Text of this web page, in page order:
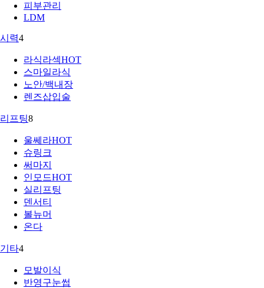
피부관리
LDM
시력4
라식라섹HOT
스마일라식
노안/백내장
렌즈삽입술
리프팅8
울쎄라HOT
슈링크
써마지
인모드HOT
실리프팅
덴서티
볼뉴머
온다
기타4
모발이식
반영구눈썹